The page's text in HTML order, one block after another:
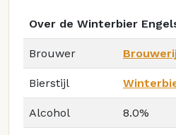
Over de Winterbier
Brouwer
Bierstijl
Alcohol 8.0%